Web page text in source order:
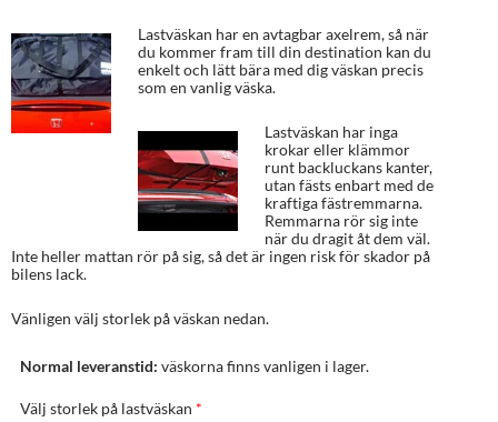
Lastväskan har en avtagbar axelrem, så när
du kommer fram till din destination kan du
enkelt och lätt bära med dig väskan precis
som en vanlig väska.
Lastväskan har inga
krokar eller klämmor
runt backluckans kanter,
utan fästs enbart med de
kraftiga fästremmarna.
Remmarna rör sig inte
när du dragit åt dem väl.
Inte heller mattan rör på sig, så det är ingen risk för skador på
bilens lack.
Vänligen välj storlek på väskan nedan.
Normal leveranstid: väskorna finns vanligen i lager.
Välj storlek på lastväskan *